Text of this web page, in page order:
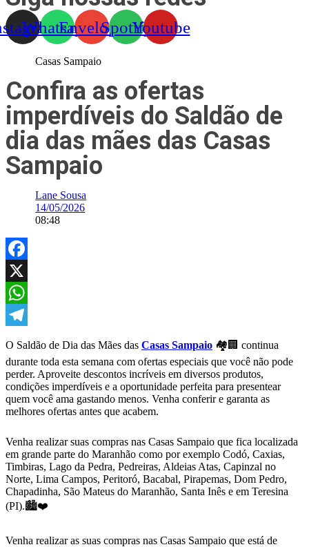
WhatsappEnvelopeSpotifyYoutube
Casas Sampaio
Confira as ofertas
imperdíveis do Saldão de
dia das mães das Casas
Sampaio
Lane Sousa
14/05/2026
08:48
Facebook
X
WhatsApp
O Saldão de Dia das Mães das Casas Sampaio 🏘🏢 continua
durante toda esta semana com ofertas especiais que você não pode
perder. Aproveite descontos incríveis em diversos produtos,
condições imperdíveis e a oportunidade perfeita para presentear
quem você ama gastando menos. Venha conferir e garanta as
melhores ofertas antes que acabem.
Venha realizar suas compras nas Casas Sampaio que fica localizada
em grande parte do Maranhão como por exemplo Codó, Caxias,
Timbiras, Lago da Pedra, Pedreiras, Aldeias Atas, Capinzal no
Norte, Lima Campos, Peritoró, Bacabal, Pirapemas, Dom Pedro,
Chapadinha, São Mateus do Maranhão, Santa Inês e em Teresina
(PI).🏙️​❤️
Venha realizar as suas compras nas Casas Sampaio que está de